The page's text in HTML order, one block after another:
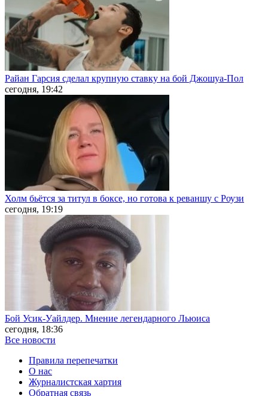
Райан Гарсия сделал крупную ставку на бой Джошуа-Пол
сегодня, 19:42
Холм бьётся за титул в боксе, но готова к реваншу с Роузи
сегодня, 19:19
Бой Усик-Уайлдер. Мнение легендарного Льюиса
сегодня, 18:36
Все новости
Правила перепечатки
О нас
Журналистская хартия
Обратная связь